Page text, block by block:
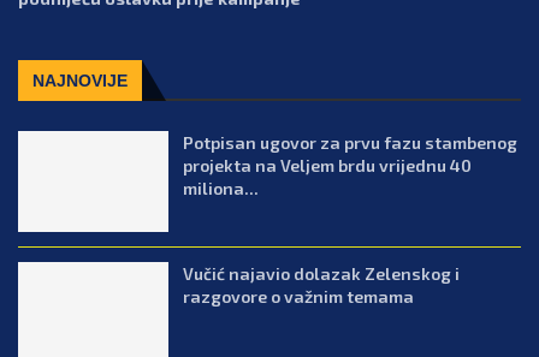
NAJNOVIJE
Potpisan ugovor za prvu fazu stambenog
projekta na Veljem brdu vrijednu 40
miliona...
Vučić najavio dolazak Zelenskog i
razgovore o važnim temama